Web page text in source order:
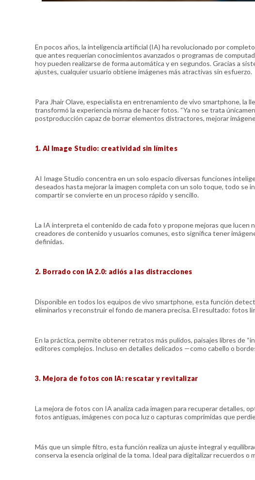
En pocos años, la inteligencia artificial (IA) ha revolucionado por
que antes requerían conocimientos avanzados o programas de
hoy pueden realizarse de forma automática y en segundos. Gracias a
ajustes, cualquier usuario obtiene imágenes más atractivas sin esfuerzo.
Para Jhair Olave, especialista en entrenamiento de vivo smartphone, la
transformó la experiencia misma de hacer fotos. “Ya no se trata
postproducción capaz de borrar elementos distractores, mejorar
1. AI Image Studio: creatividad sin límites
AI Image Studio concentra en un solo espacio diversas funciones
deseados hasta mejorar la imagen completa con un solo toque, todo
compartir se convierte en un proceso rápido y sencillo.
La IA interpreta el contenido de cada foto y propone mejoras que lucen
creadores de contenido y usuarios comunes, esto significa tener
definidas.
2. Borrado con IA 2.0: adiós a las distracciones
Disponible en todos los equipos de vivo smartphone, esta función
eliminarlos y reconstruir el fondo de manera precisa. El resultado: fotos
En la práctica, permite obtener retratos más pulidos, paisajes libres de
editores complejos. Incluso en detalles delicados —como cabello o
3. Mejora de fotos con IA: rescatar y revitalizar
La mejora de fotos con IA analiza cada imagen para recuperar detalles,
fotos antiguas, imágenes con poca luz o capturas comprimidas que
Más que un simple filtro, esta función realiza un ajuste integral y
conserva la esencia original de la toma. Ideal para digitalizar recuerdos o